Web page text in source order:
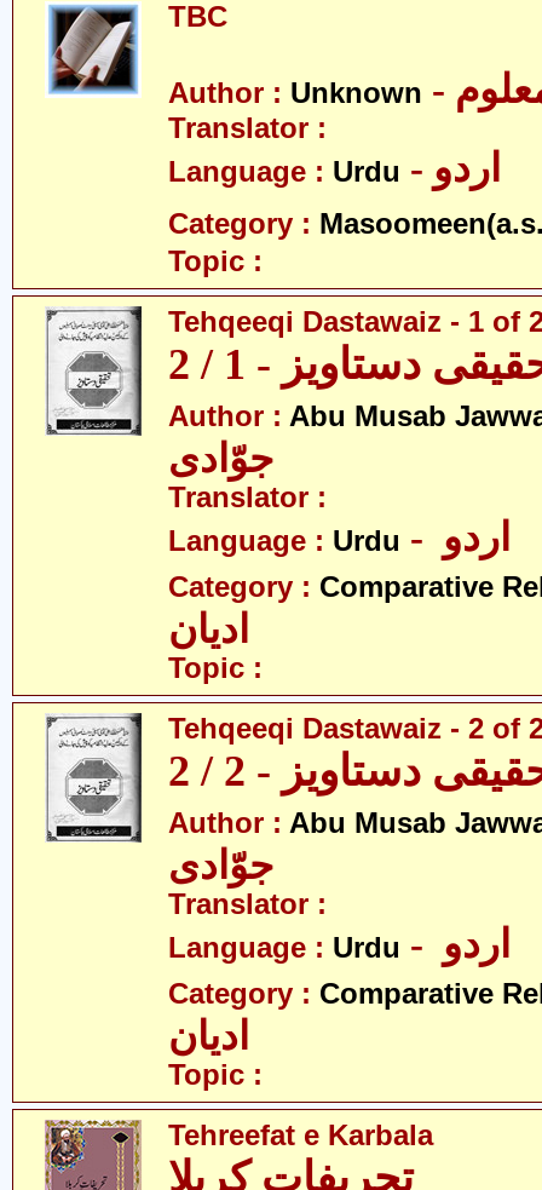
TBC
Author : Unknown معلوم
Translator :
Language : Urdu - اردو
Category :
Topic :
Tehqeeqi Dastawaiz - 1 of
دستاویز - 1 / 2
Author : Abu Musab
جوّادی
Translator :
Language : Urdu
Category : Comparative
ادیان
Topic :
Tehqeeqi Dastawaiz - 2 of
دستاویز - 2 / 2
Author : Abu Musab
جوّادی
Translator :
Language : Urdu
Category : Comparative
ادیان
Topic :
Tehreefat e Karbala
تحریفاتِ کربلا